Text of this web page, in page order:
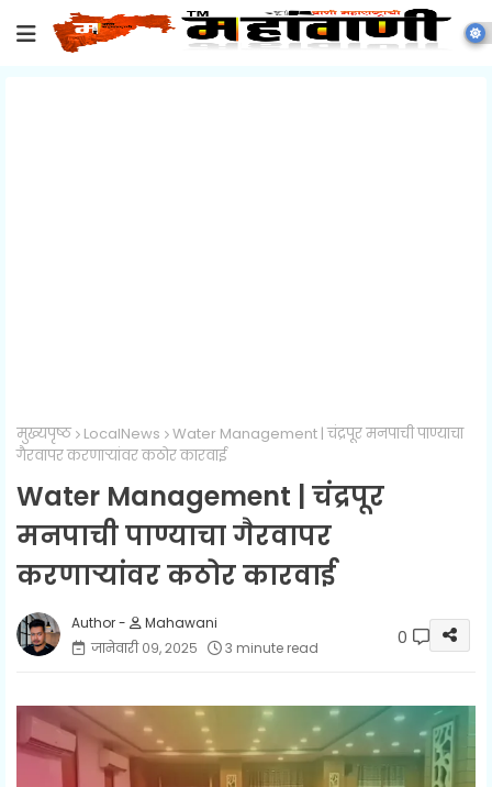
मुख्यपृष्ठ LocalNews
Water Management | चंद्रपूर मनपाची पाण्याचा
गैरवापर करणाऱ्यांवर कठोर कारवाई
Water Management | चंद्रपूर
मनपाची पाण्याचा गैरवापर
करणाऱ्यांवर कठोर कारवाई
Mahawani
जानेवारी ०९, २०२५
3 minute read 0